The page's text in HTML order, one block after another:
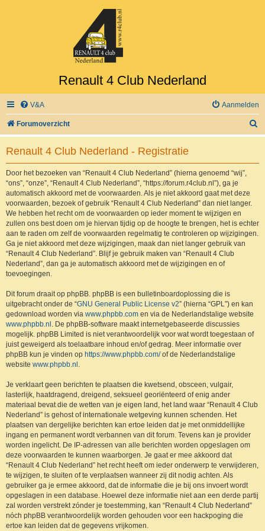
Renault 4 Club Nederland
V&A Aanmelden
Forumoverzicht
o
Renault 4 Club Nederland - Registratie
Door het bezoeken van “Renault 4 Club Nederland” (hierna genoemd “wij”,
“ons”, “onze”, “Renault 4 Club Nederland”, “https://forum.r4club.nl”), ga je
automatisch akkoord met de voorwaarden. Als je niet akkoord gaat met deze
voorwaarden, bezoek of gebruik “Renault 4 Club Nederland” dan niet langer.
We hebben het recht om de voorwaarden op ieder moment te wijzigen en
zullen ons best doen om je hiervan tijdig op de hoogte te brengen, het is echter
aan te raden om zelf de voorwaarden regelmatig te controleren op wijzigingen.
Ga je niet akkoord met deze wijzigingen, maak dan niet langer gebruik van
“Renault 4 Club Nederland”. Blijf je gebruik maken van “Renault 4 Club
Nederland”, dan ga je automatisch akkoord met de wijzigingen en of
toevoegingen.
Dit forum draait op phpBB. phpBB is een bulletinboardoplossing die is
uitgebracht onder de “GNU General Public License v2” (hierna “GPL”) en kan
gedownload worden via www.phpbb.com en via de Nederlandstalige website
www.phpbb.nl . De phpBB-software maakt internetgebaseerde discussies
mogelijk. phpBB Limited is niet verantwoordelijk voor wat wordt toegestaan of
juist geweigerd als toelaatbare inhoud en/of gedrag. Meer informatie over
phpBB kun je vinden op https://www.phpbb.com/of de Nederlandstalige
website www.phpbb.nl .
Je verklaart geen berichten te plaatsen die kwetsend, obsceen, vulgair,
lasterlijk, haatdragend, dreigend, seksueel georiënteerd of enig ander
materiaal bevat die de wetten van je eigen land, het land waar “Renault 4 Club
Nederland” is gehost of internationale wetgeving kunnen schenden. Het
plaatsen van dergelijke berichten kan ertoe leiden dat je met onmiddellijke
ingang en permanent wordt verbannen van dit forum. Tevens kan je provider
worden ingelicht. De IP-adressen van alle berichten worden opgeslagen om
deze voorwaarden te kunnen waarborgen. Je gaat er mee akkoord dat
“Renault 4 Club Nederland” het recht heeft om ieder onderwerp te verwijderen,
te wijzigen, te sluiten of te verplaatsen wanneer zij dit nodig achten. Als
gebruiker ga je ermee akkoord, dat de informatie die je bij ons invoert wordt
opgeslagen in een database. Hoewel deze informatie niet aan een derde partij
zal worden verstrekt zónder je toestemming, kan “Renault 4 Club Nederland”
nóch phpBB verantwoordelijk worden gehouden voor een hackpoging die
ertoe kan leiden dat de gegevens vrijkomen.